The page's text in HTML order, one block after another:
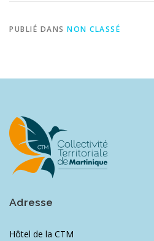
SIGNALER UNE FRAUDE
PUBLIÉ DANS NON CLASSÉ
Adresse
Hôtel de la CTM